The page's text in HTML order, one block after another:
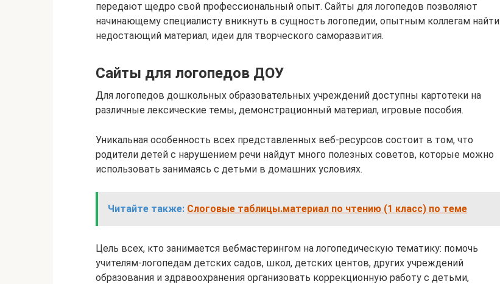
передают щедро свой профессиональный опыт. Сайты для логопедов позволяют
начинающему специалисту вникнуть в сущность логопедии, опытным коллегам найти
недостающий материал, идеи для творческого саморазвития.
Сайты для логопедов ДОУ
Для логопедов дошкольных образовательных учреждений доступны картотеки на
различные лексические темы, демонстрационный материал, игровые пособия.
Уникальная особенность всех представленных веб-ресурсов состоит в том, что
родители детей с нарушением речи найдут много полезных советов, которые можно
использовать занимаясь с детьми в домашних условиях.
Читайте также: Слоговые таблицы.материал по чтению (1 класс) по теме
Цель всех, кто занимается вебмастерингом на логопедическую тематику: помочь
учителям-логопедам детских садов, школ, детских центов, других учреждений
образования и здравоохранения организовать коррекционную работу с детьми,